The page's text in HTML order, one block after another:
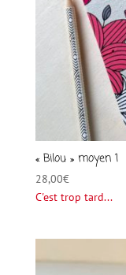
« Bilou » moyen 1
28,00€
C'est trop tard...